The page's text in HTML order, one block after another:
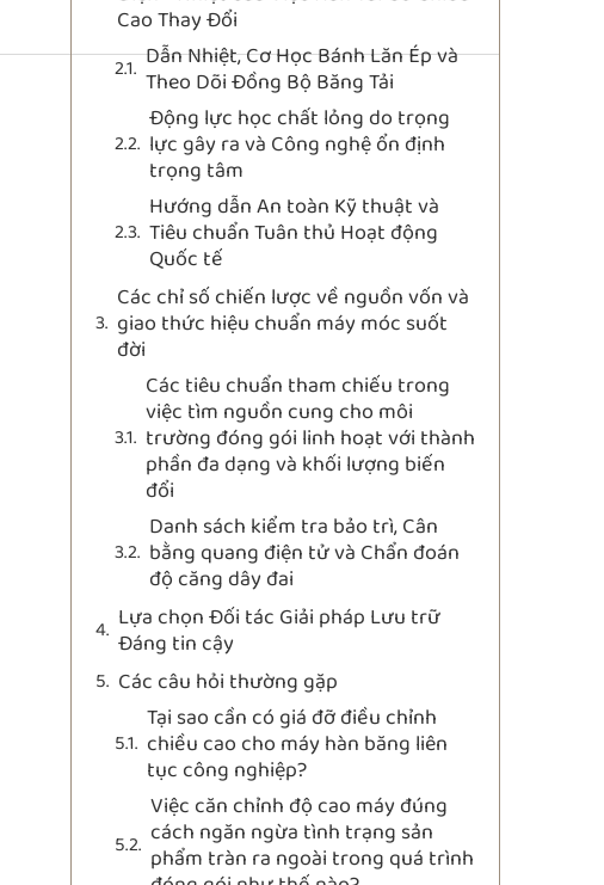
Cao Thay Đổi
Dẫn Nhiệt, Cơ Học Bánh Lăn Ép và
Theo Dõi Đồng Bộ Băng Tải
Động lực học chất lỏng do trọng
lực gây ra và Công nghệ ổn định
trọng tâm
Hướng dẫn An toàn Kỹ thuật và
Tiêu chuẩn Tuân thủ Hoạt động
Quốc tế
Các chỉ số chiến lược về nguồn vốn và
giao thức hiệu chuẩn máy móc suốt
đời
Các tiêu chuẩn tham chiếu trong
việc tìm nguồn cung cho môi
trường đóng gói linh hoạt với thành
phần đa dạng và khối lượng biến
đổi
Danh sách kiểm tra bảo trì, Cân
bằng quang điện tử và Chẩn đoán
độ căng dây đai
Lựa chọn Đối tác Giải pháp Lưu trữ
Đáng tin cậy
Các câu hỏi thường gặp
Tại sao cần có giá đỡ điều chỉnh
chiều cao cho máy hàn băng liên
tục công nghiệp?
Việc căn chỉnh độ cao máy đúng
cách ngăn ngừa tình trạng sản
phẩm tràn ra ngoài trong quá trình